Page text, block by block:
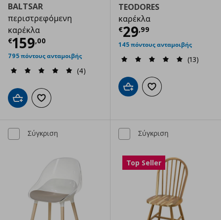
BALTSAR
περιστρεφόμενη
καρέκλα
€159,00
Τρέχουσα τιμή € 159,00
795 πόντους ανταμοιβής
(4)
Προσθήκη στο καλάθι
Προσθήκη στα αγαπημένα
TEODORES
καρέκλα
€29,99
Τρέχουσα
145 πόντους ανταμοιβής
(13)
Προσθήκη στο καλάθι
Προσθήκη στα
Σύγκριση Σύγκριση
Top Seller